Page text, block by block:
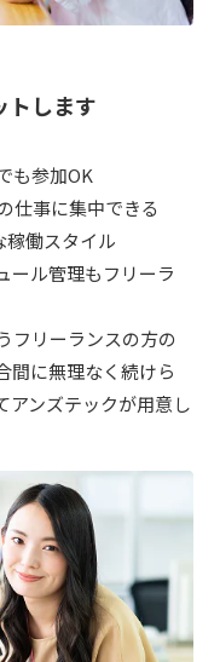
トします
も参加OK
仕事に集中できる
稼働スタイル
ール管理もフリーラ
フリーランスの方の
間に無理なく続けら
アンズテックが用意し